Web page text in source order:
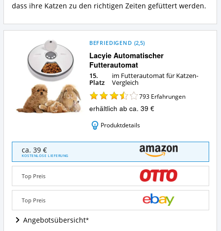
dass ihre Katzen zu den richtigen Zeiten gefüttert werden.
Lacyie Automatischer
Futterautomat
BEFRIEDIGEND (2,5)
15.
Platz
im Futterautomat für Katzen-
Vergleich
793 Erfahrungen
erhältlich ab ca. 39 €
Produktdetails
Lacyie
Automatischer
Futterautomat
Angebote:
ist
dieser
Futterautomat
für
Katzen
ca. 39 €
KOSTENLOSE LIEFERUNG
Top Preis
Top Preis
Angebotsübersicht